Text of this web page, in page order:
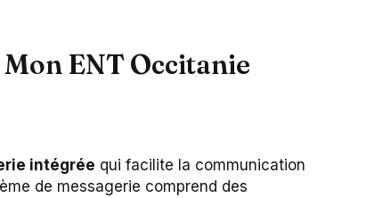
ENT Occitanie
intégrée qui facilite la communication
de messagerie comprend des